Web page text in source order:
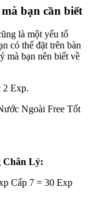
bạn cần biết
là một yếu tố
có thể đặt trên bàn
mà bạn nên biết về
2 Exp.
Ngoài Free Tốt
Chân Lý:
Cấp 7 = 30 Exp